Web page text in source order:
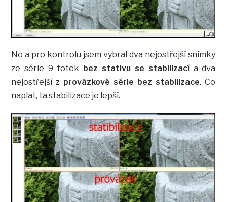
No a pro kontrolu jsem vybral dva nejostřejší snímky
ze série 9 fotek bez stativu se stabilizacía dva
nejostřejší z provázkové série bez stabilizace. Co
naplat, ta stabilizace je lepší.